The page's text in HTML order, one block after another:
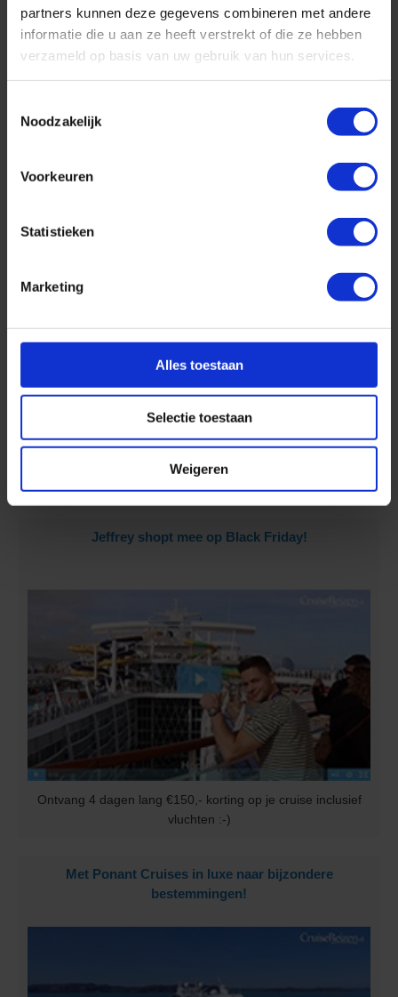
partners kunnen deze gegevens combineren met andere
informatie die u aan ze heeft verstrekt of die ze hebben
verzameld op basis van uw gebruik van hun services.
Noodzakelijk
Voorkeuren
Statistieken
Marketing
Alles toestaan
Selectie toestaan
Weigeren
Welke cruises ga jij op je verlanglijstje zetten? :-)
Jeffrey shopt mee op Black Friday!
Ontvang 4 dagen lang €150,- korting op je cruise inclusief
vluchten :-)
Met Ponant Cruises in luxe naar bijzondere
bestemmingen!